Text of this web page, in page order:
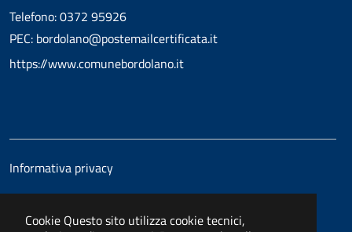
Cookie Questo sito utilizza cookie tecnici,
Telefono: 0372 95926
PEC: bordolano@postemailcertificata.it
https://www.comunebordolano.it
Informativa privacy